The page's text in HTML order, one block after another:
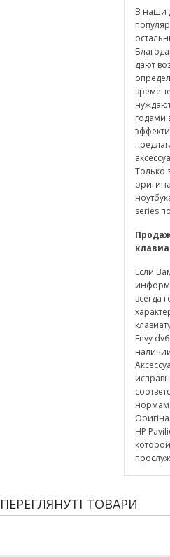
В наши
дают
годами
Только
series
Если
всегда
Envy
HP
ПЕРЕГЛЯНУТІ ТОВАРИ